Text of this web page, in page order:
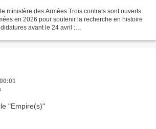
ministère des Armées Trois contrats sont ouverts
en 2026 pour soutenir la recherche en histoire
avant le 24 avril :